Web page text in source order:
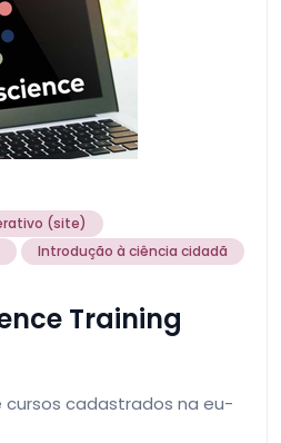
(site)
Introdução à ciência cidadã
Training
cadastrados na eu-